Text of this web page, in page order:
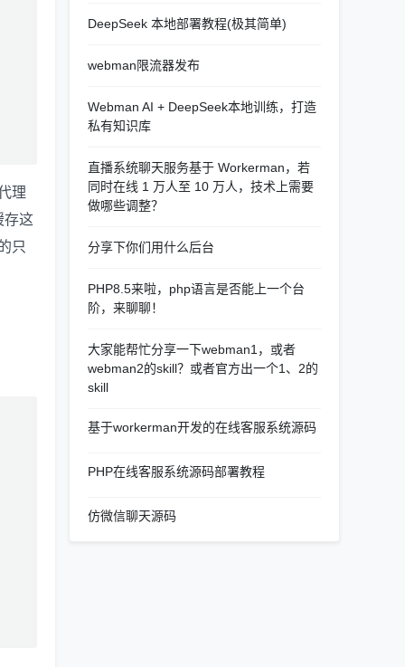
理
存这
只
DeepSeek 本地部署教程(极其简单)
webman限流器发布
Webman AI + DeepSeek本地训练，打造
私有知识库
直播系统聊天服务基于 Workerman，若
同时在线 1 万人至 10 万人，技术上需要
做哪些调整？
分享下你们用什么后台
PHP8.5来啦，php语言是否能上一个台
阶，来聊聊！
大家能帮忙分享一下webman1，或者
webman2的skill？或者官方出一个1、2的
skill
基于workerman开发的在线客服系统源码
PHP在线客服系统源码部署教程
仿微信聊天源码